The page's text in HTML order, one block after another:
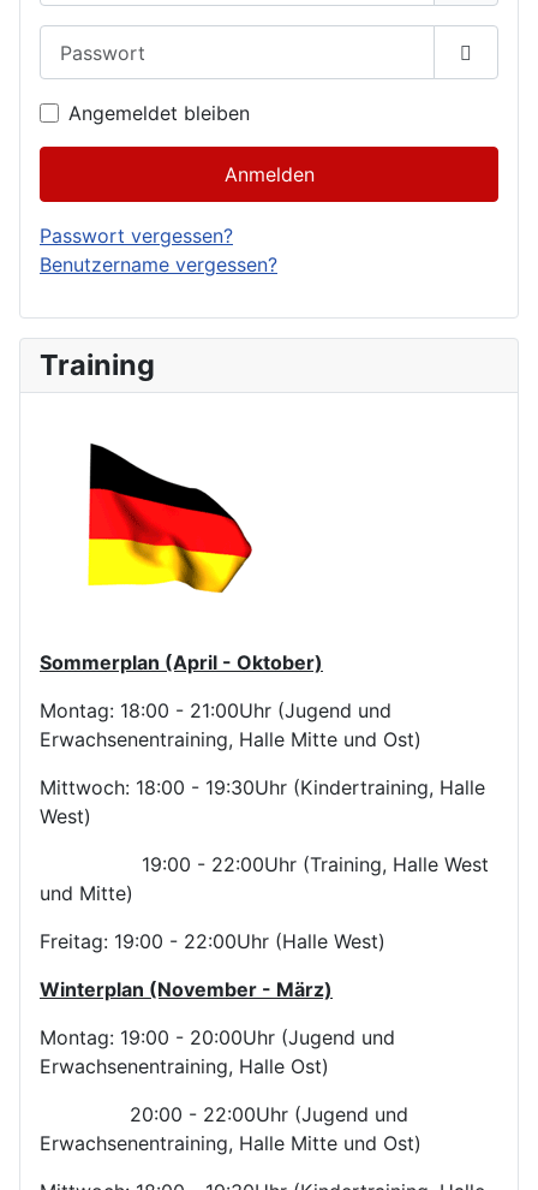
Angemeldet bleiben
Anmelden
Passwort vergessen?
Benutzername vergessen?
Training
Sommerplan (April - Oktober)
Montag: 18:00 - 21:00Uhr (Jugend und
Erwachsenentraining, Halle Mitte und Ost)
Mittwoch: 18:00 - 19:30Uhr (Kindertraining, Halle
West)
19:00 - 22:00Uhr (Training, Halle West
und Mitte)
Freitag: 19:00 - 22:00Uhr (Halle West)
Winterplan (November - März)
Montag: 19:00 - 20:00Uhr (Jugend und
Erwachsenentraining, Halle Ost)
20:00 - 22:00Uhr (Jugend und
Erwachsenentraining, Halle Mitte und Ost)